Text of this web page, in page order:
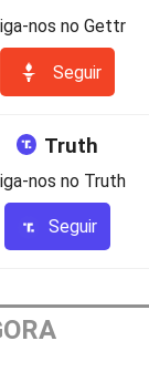
nos no Gettr
Seguir
Truth
nos no Truth
Seguir